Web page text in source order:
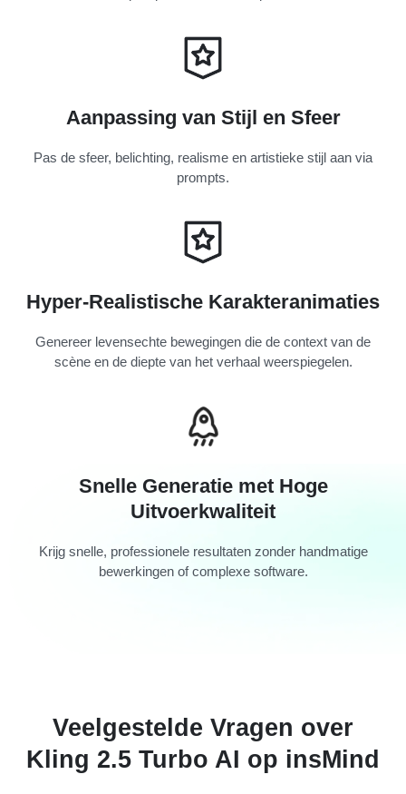
Aanpassing van Stijl en Sfeer
Pas de sfeer, belichting, realisme en artistieke stijl aan via
prompts.
Hyper-Realistische Karakteranimaties
Genereer levensechte bewegingen die de context van de
scène en de diepte van het verhaal weerspiegelen.
Snelle Generatie met Hoge
Uitvoerkwaliteit
Krijg snelle, professionele resultaten zonder handmatige
bewerkingen of complexe software.
Veelgestelde Vragen over
Kling 2.5 Turbo AI op insMind